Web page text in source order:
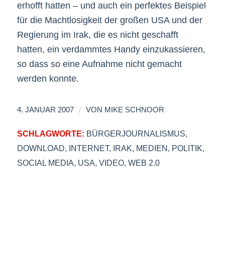
erhofft hatten – und auch ein perfektes Beispiel
für die Machtlosigkeit der großen USA und der
Regierung im Irak, die es nicht geschafft
hatten, ein verdammtes Handy einzukassieren,
so dass so eine Aufnahme nicht gemacht
werden konnte.
4. JANUAR 2007 / VON MIKE SCHNOOR
SCHLAGWORTE: BÜRGERJOURNALISMUS,
DOWNLOAD, INTERNET, IRAK, MEDIEN, POLITIK,
SOCIAL MEDIA, USA, VIDEO, WEB 2.0